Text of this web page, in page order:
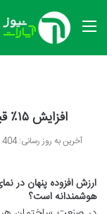
منو
افزایش ۱۵٪ قیمت املاک با پنجره های دو جداره
آخرین به روز رسانی: 1404-01-20
ارزشافزوده پنهان در
هوشمندانه است؟